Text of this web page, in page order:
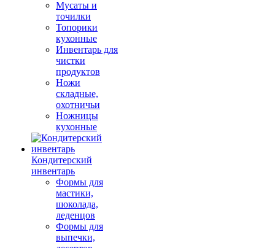
Мусаты и
точилки
Топорики
кухонные
Инвентарь для
чистки
продуктов
Ножи
складные,
охотничьи
Ножницы
кухонные
Кондитерский
инвентарь
Формы для
мастики,
шоколада,
леденцов
Формы для
выпечки,